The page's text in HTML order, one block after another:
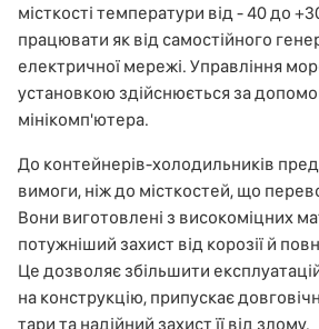
місткості температури від - 40 до
працювати як від самостійного
електричної мережі. Управління
установкою здійснюється за
мінікомп'ютера.
До контейнерів-холодильників
вимоги, ніж до місткостей, що
Вони виготовлені з високоміцних
потужніший захист від корозії й
Це дозволяє збільшити
на конструкцію, припускає
тари та надійний захист її від злому.